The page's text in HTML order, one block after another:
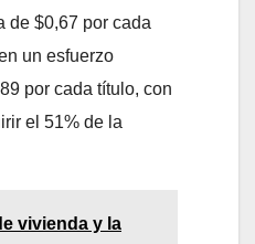
de $0,67 por cada
un esfuerzo
por cada título, con
el 51% de la
vivienda y la